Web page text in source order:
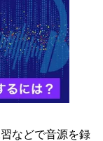
などで音源を録